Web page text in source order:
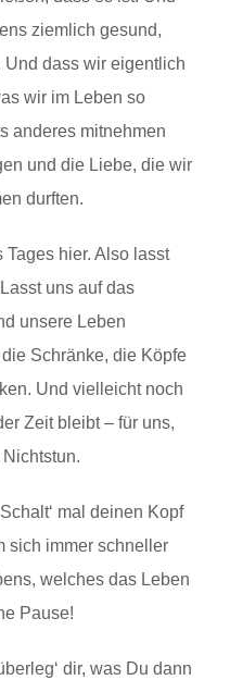
ziemlich gesund,
dass wir eigentlich
wir im Leben so
anderes mitnehmen
und die Liebe, die wir
durften.
hier. Also lasst
uns auf das
unsere Leben
Schränke, die Köpfe
Und vielleicht noch
Zeit bleibt – für uns,
mal deinen Kopf
sich immer schneller
welches das Leben
Pause!
dir, was Du dann